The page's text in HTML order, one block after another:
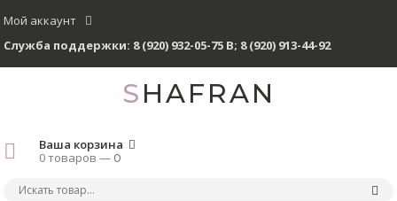
Мой аккаунт
Служба поддержки: 8 (920) 932-05-75 В; 8 (920) 913-44-92
SHAFRAN
Ваша корзина
0 товаров —0